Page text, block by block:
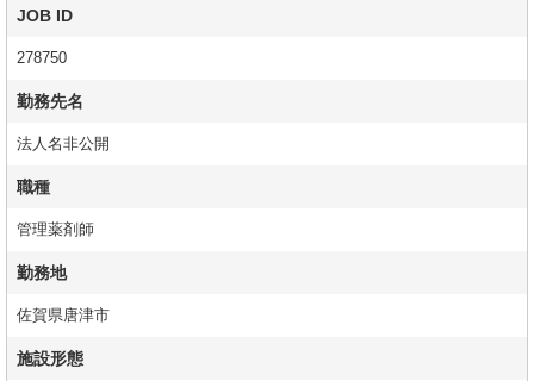
JOB ID
278750
勤務先名
法人名非公開
職種
管理薬剤師
勤務地
佐賀県唐津市
施設形態